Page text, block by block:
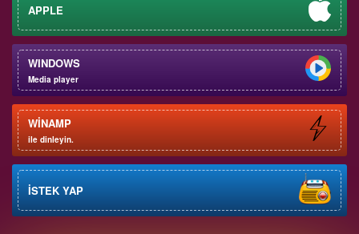
APPLE
WINDOWS
Media player
WİNAMP
ile dinleyin.
İSTEK YAP